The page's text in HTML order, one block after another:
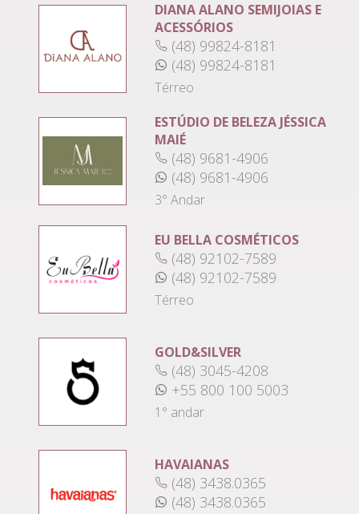
DIANA ALANO SEMIJOIAS E
ACESSÓRIOS
(48) 99824-8181
(48) 99824-8181
Térreo
ESTÚDIO DE BELEZA JÉSSICA
MAIÉ
(48) 9681-4906
(48) 9681-4906
3° Andar
EU BELLA COSMÉTICOS
(48) 92102-7589
(48) 92102-7589
Térreo
GOLD&SILVER
(48) 3045-4208
+55 800 100 5003
1° andar
HAVAIANAS
(48) 3438.0365
(48) 3438.0365